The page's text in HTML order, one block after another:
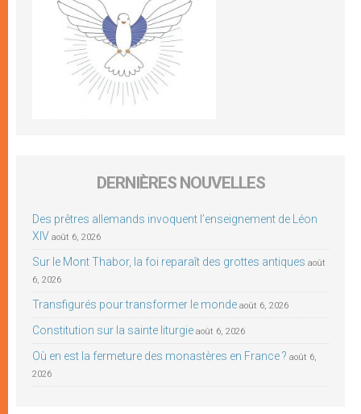
DERNIÈRES NOUVELLES
Des prêtres allemands invoquent l’enseignement de Léon
XIV août 6, 2026
Sur le Mont Thabor, la foi reparaît des grottes antiques août
6, 2026
Transfigurés pour transformer le monde août 6, 2026
Constitution sur la sainte liturgie août 6, 2026
Où en est la fermeture des monastères en France ? août 6,
2026